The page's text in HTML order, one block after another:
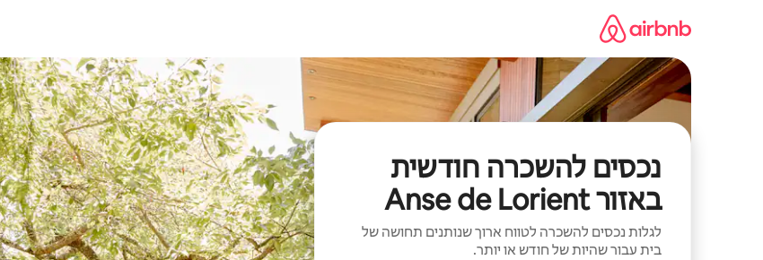
נכסים להשכרה חודשית
באזור Anse de Lorient
לגלות נכסים להשכרה לטווח ארוך שנותנים תחושה של
בית עבור שהיות של חודש או יותר.